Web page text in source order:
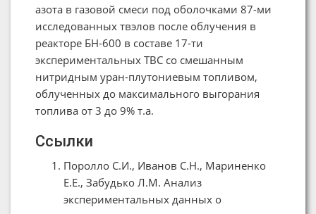
азота в газовой смеси под оболочками 87-ми
исследованных твэлов после облучения в
реакторе БН-600 в составе 17-ти
экспериментальных ТВС со смешанным
нитридным уран-плутониевым топливом,
облученных до максимального выгорания
топлива от 3 до 9% т.а.
Ссылки
Поролло С.И., Иванов С.Н., Мариненко
Е.Е., Забудько Л.М. Анализ
экспериментальных данных о